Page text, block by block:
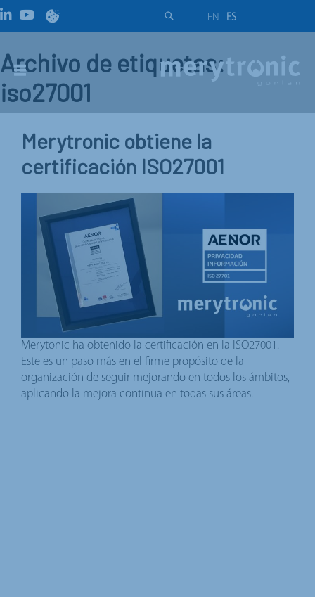
EN ES
Archivo de etiquetas:
iso27001
Merytronic obtiene la
certificación ISO27001
Merytonic ha obtenido la certificación en la ISO27001.
Este es un paso más en el firme propósito de la
organización de seguir mejorando en todos los ámbitos,
aplicando la mejora continua en todas sus áreas.